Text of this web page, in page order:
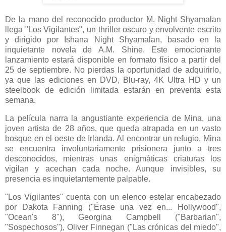
De la mano del reconocido productor M. Night Shyamalan
llega "Los Vigilantes", un thriller oscuro y envolvente escrito
y dirigido por Ishana Night Shyamalan, basado en la
inquietante novela de A.M. Shine. Este emocionante
lanzamiento estará disponible en formato físico a partir del
25 de septiembre. No pierdas la oportunidad de adquirirlo,
ya que las ediciones en DVD, Blu-ray, 4K Ultra HD y un
steelbook de edición limitada estarán en preventa esta
semana.
La película narra la angustiante experiencia de Mina, una
joven artista de 28 años, que queda atrapada en un vasto
bosque en el oeste de Irlanda. Al encontrar un refugio, Mina
se encuentra involuntariamente prisionera junto a tres
desconocidos, mientras unas enigmáticas criaturas los
vigilan y acechan cada noche. Aunque invisibles, su
presencia es inquietantemente palpable.
"Los Vigilantes" cuenta con un elenco estelar encabezado
por Dakota Fanning ("Érase una vez en... Hollywood",
"Ocean's 8"), Georgina Campbell ("Barbarian",
"Sospechosos"), Oliver Finnegan ("Las crónicas del miedo",